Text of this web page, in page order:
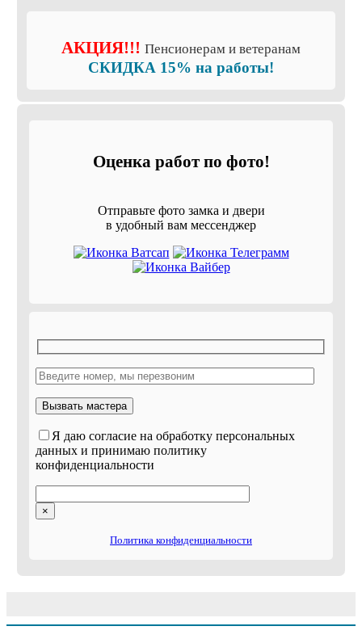
АКЦИЯ!!! Пенсионерам и ветеранам
СКИДКА 15% на работы!
Оценка работ по фото!
Отправьте фото замка и двери
в удобный вам мессенджер
Я даю согласие на обработку персональных
данных и принимаю политику
конфиденциальности
×
Политика конфиденциальности